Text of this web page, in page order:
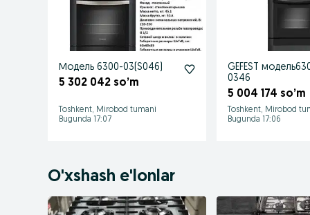
Модель 6300-03(S046)
5 302 042 so’m
Toshkent, Mirobod tumani
Bugunda 17:07
GEFEST
0346
5 004 174 so’m
Toshkent, Mirobod
Bugunda 17:06
O'xshash e'lonlar